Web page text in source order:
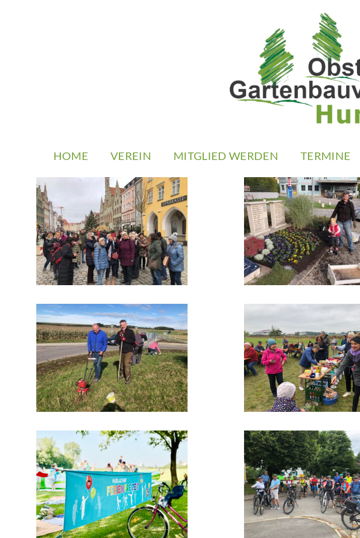
HOME VEREIN MITGLIED WERDEN TERMINE
Christkindlmarkt
Landshut 2025
Impressionen 2025
Bepflanzung
Kriegerdenkmal
Impressionen 2025
Aktion
„Blumenzwiebeln“ 2025
Impressionen 2025
Herbstfest
Impressionen 2025
Ferienfreizeit 2025
Impressionen 2025
Radltour 2025
Impressionen 2025